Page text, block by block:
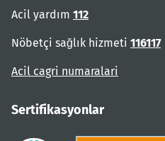
Acil yardım 112
Nöbetçi sağlık hizmeti 116117
Acil cagri numaralari
Sertifikasyonlar